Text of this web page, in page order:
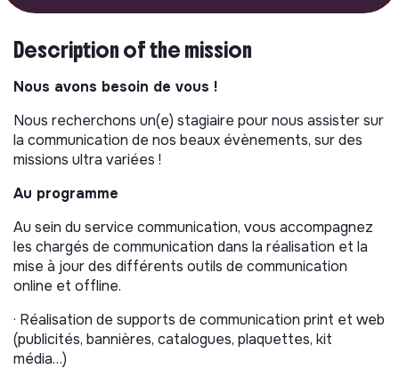
Description of the mission
Nous avons besoin de vous !
Nous recherchons un(e) stagiaire pour nous assister sur
la communication de nos beaux évènements, sur des
missions ultra variées !
Au programme
Au sein du service communication, vous accompagnez
les chargés de communication dans la réalisation et la
mise à jour des différents outils de communication
online et offline.
· Réalisation de supports de communication print et web
(publicités, bannières, catalogues, plaquettes, kit
média…)